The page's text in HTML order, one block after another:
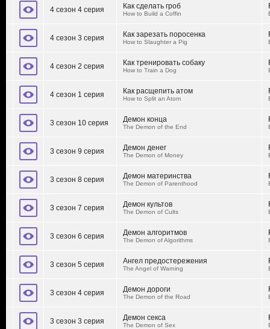
4 сезон 4 серия Как сделать гроб
How to Build a Coffin
4 сезон 3 серия Как зарезать поросенка
How to Slaughter a Pig
4 сезон 2 серия Как тренировать собаку
How to Train a Dog
4 сезон 1 серия Как расщепить атом
How to Split an Atom
3 сезон 10 серия Демон конца
The Demon of the End
3 сезон 9 серия Демон денег
The Demon of Money
3 сезон 8 серия Демон материнства
The Demon of Parenthood
3 сезон 7 серия Демон культов
The Demon of Cults
3 сезон 6 серия Демон алгоритмов
The Demon of Algorithms
3 сезон 5 серия Ангел предостережения
The Angel of Warning
3 сезон 4 серия Демон дороги
The Demon of the Road
3 сезон 3 серия Демон секса
The Demon of Sex